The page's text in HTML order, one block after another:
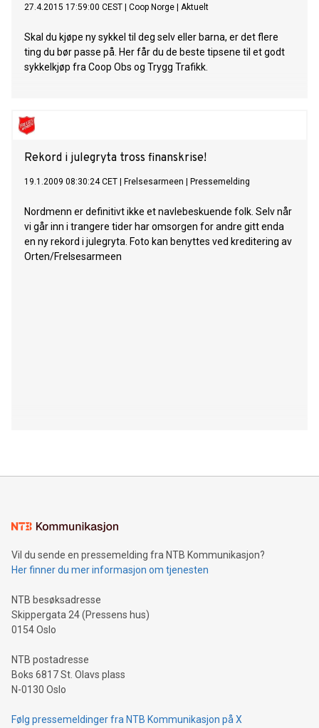
27.4.2015 17:59:00 CEST Coop Norge Aktuelt
Skal du kjøpe ny sykkel til deg selv eller barna, er det flere
ting du bør passe på. Her får du de beste tipsene til et godt
sykkelkjøp fra Coop Obs og Trygg Trafikk.
Rekord i julegryta tross finanskrise!
19.1.2009 08:30:24 CET Frelsesarmeen Pressemelding
Nordmenn er definitivt ikke et navlebeskuende folk. Selv når
vi går inn i trangere tider har omsorgen for andre gitt enda
en ny rekord i julegryta. Foto kan benyttes ved kreditering av
Orten/Frelsesarmeen
Vil du sende en pressemelding fra NTB Kommunikasjon?
Her finner du mer informasjon om tjenesten
NTB besøksadresse
Skippergata 24 (Pressens hus)
0154 Oslo
NTB postadresse
Boks 6817 St. Olavs plass
N-0130 Oslo
Følg pressemeldinger fra NTB Kommunikasjon på X